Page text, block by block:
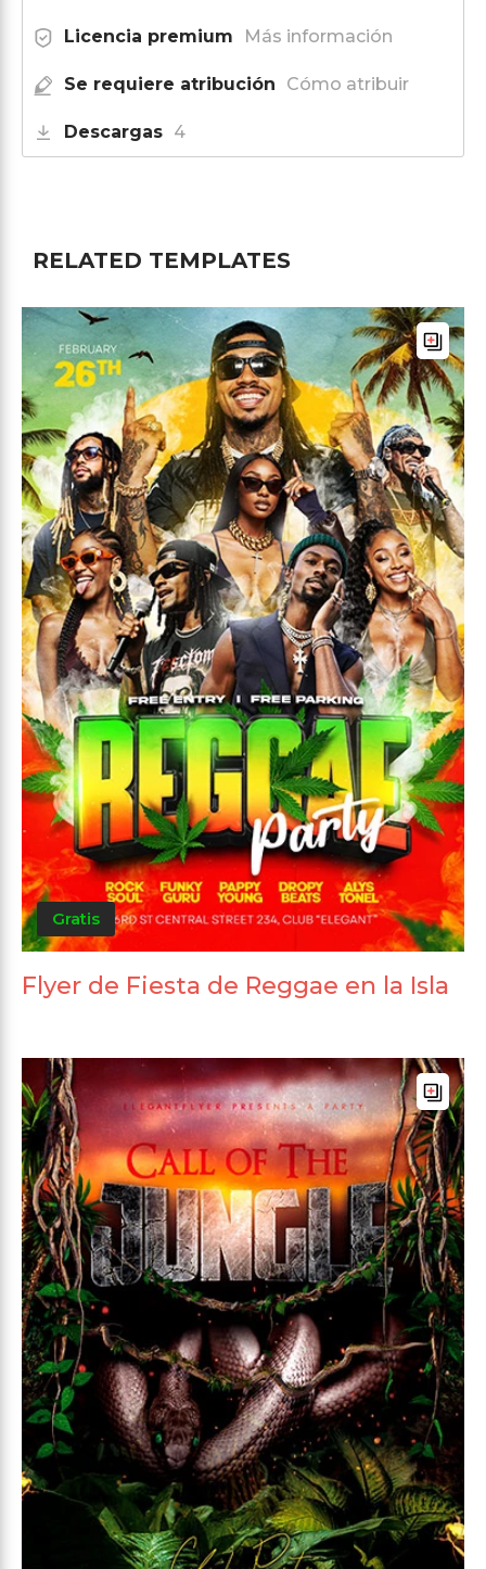
Licencia premium Más información
Se requiere atribución Cómo atribuir
Descargas 4
RELATED TEMPLATES
Gratis
Flyer de Fiesta de Reggae en la Isla